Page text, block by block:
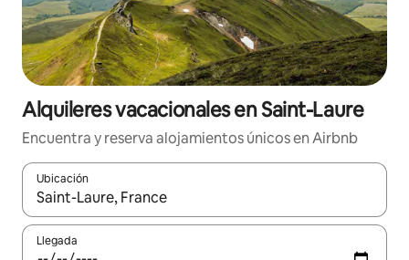
Alquileres vacacionales en Saint-Laure
Encuentra y reserva alojamientos únicos en Airbnb
Ubicación
Cuando los resultados estén disponibles, navega con las
Llegada